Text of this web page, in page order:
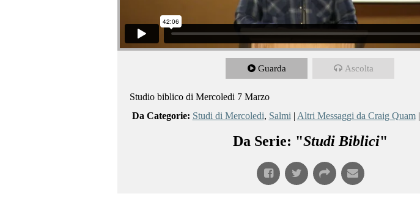
Guarda Ascolta
Studio biblico di Mercoledi 7 Marzo
Da Categorie: Studi di Mercoledi, Salmi | Altri Messaggi da Craig Quam|
Da Serie: "Studi Biblici"